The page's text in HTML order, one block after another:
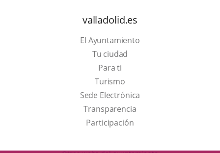
valladolid.es
El Ayuntamiento
Tu ciudad
Para ti
TurismoThis
link
will
open
a
Sede Electrónica
Transparencia
Participación